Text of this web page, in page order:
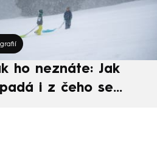
ho neznáte: Jak
i z čeho se